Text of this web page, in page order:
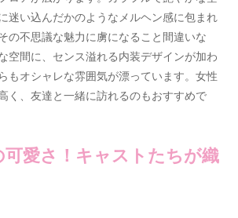
迷い込んだかのようなメルヘン感に包まれ
の不思議な魅力に虜になること間違いな
空間に、センス溢れる内装デザインが加わ
もオシャレな雰囲気が漂っています。女性
く、友達と一緒に訪れるのもおすすめで
愛さ！キャストたちが織